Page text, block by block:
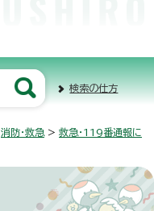
検索の仕方
消防・救急 > 救急・119番通報に